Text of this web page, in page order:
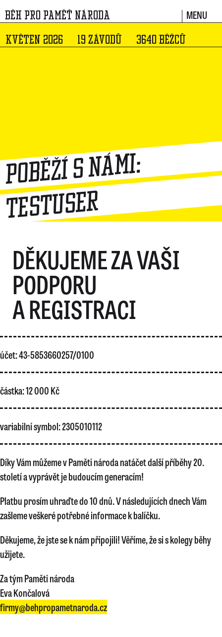
BĚH PRO PAMĚŤ NÁRODA MENU
KVĚTEN 2026 19 ZÁVODŮ 3640 BĚŽCŮ
Poběží s námi:
TestUser
DĚKUJEME ZA VAŠI
PODPORU
A REGISTRACI
účet: 43-5853660257/0100
částka: 12 000 Kč
variabilní symbol: 2305010112
Díky Vám můžeme v Paměti národa natáčet další příběhy 20.
století a vyprávět je budoucím generacím!
Platbu prosím uhraďte do 10 dnů. V následujících dnech Vám
zašleme veškeré potřebné informace k balíčku.
Děkujeme, že jste se k nám připojili! Věříme, že si s kolegy běhy
užijete.
Za tým Paměti národa
Eva Končalová
firmy@behpropametnaroda.cz